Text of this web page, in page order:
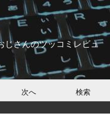
じさんのツッコミレビュ
次へ 検索